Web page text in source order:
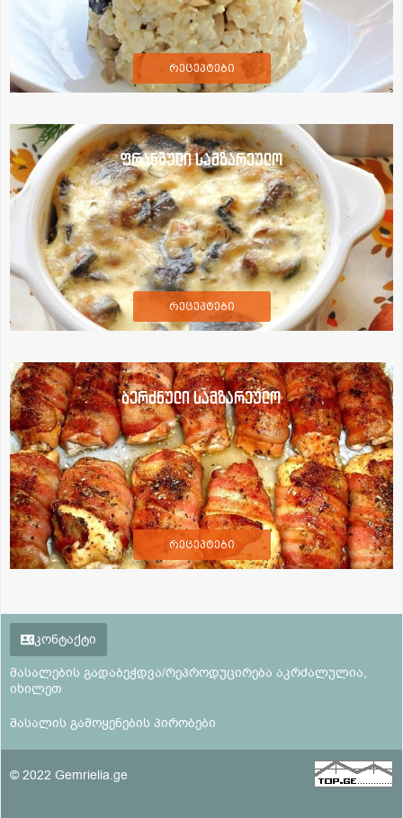
რეცეპტები
ფრანგული სამზარეულო
რეცეპტები
ბერძნული სამზარეულო
რეცეპტები
კონტაქტი
მასალების გადაბეჭდვა/რეპროდუცირება აკრძალულია,
იხილეთ
მასალის გამოყენების პირობები
© 2022 Gemrielia.ge